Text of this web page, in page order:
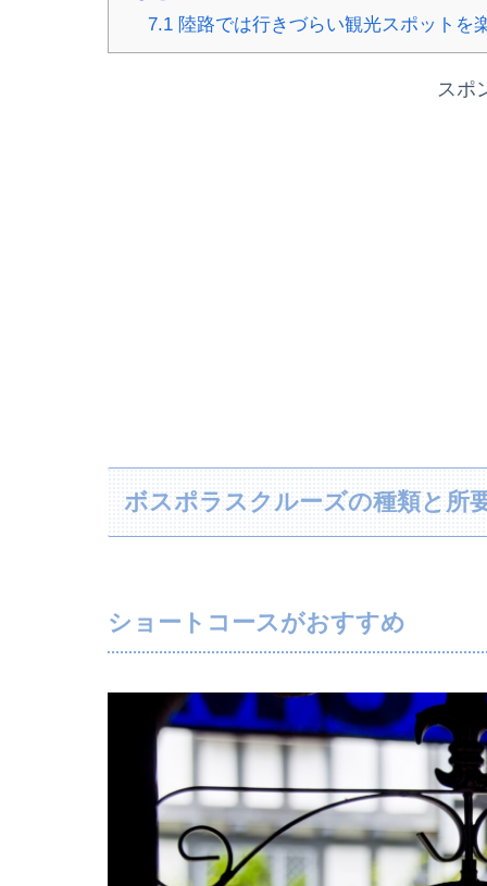
7.1陸路では行きづらい観光スポットを
スポ
ボスポラスクルーズの種類と所
ショートコースがおすすめ